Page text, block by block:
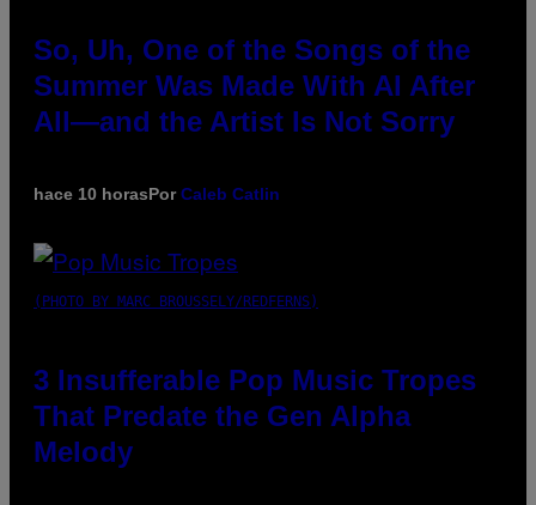
So, Uh, One of the Songs of the
Summer Was Made With AI After
All—and the Artist Is Not Sorry
hace 10 horasPorCaleb Catlin
(PHOTO BY MARC BROUSSELY/REDFERNS)
3 Insufferable Pop Music Tropes
That Predate the Gen Alpha
Melody